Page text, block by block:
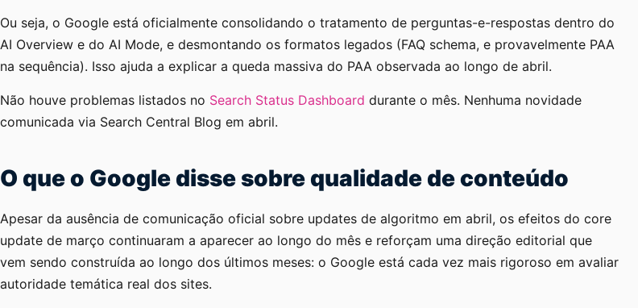
Ou seja, o Google está oficialmente consolidando o tratamento de perguntas-e-respostas dentro do
AI Overview e do AI Mode, e desmontando os formatos legados (FAQ schema, e provavelmente PAA
na sequência). Isso ajuda a explicar a queda massiva do PAA observada ao longo de abril.
Não houve problemas listados no Search Status Dashboard durante o mês. Nenhuma novidade
comunicada via Search Central Blog em abril.
O que o Google disse sobre qualidade de conteúdo
Apesar da ausência de comunicação oficial sobre updates de algoritmo em abril, os efeitos do core
update de março continuaram a aparecer ao longo do mês e reforçam uma direção editorial que
vem sendo construída ao longo dos últimos meses: o Google está cada vez mais rigoroso em avaliar
autoridade temática real dos sites.